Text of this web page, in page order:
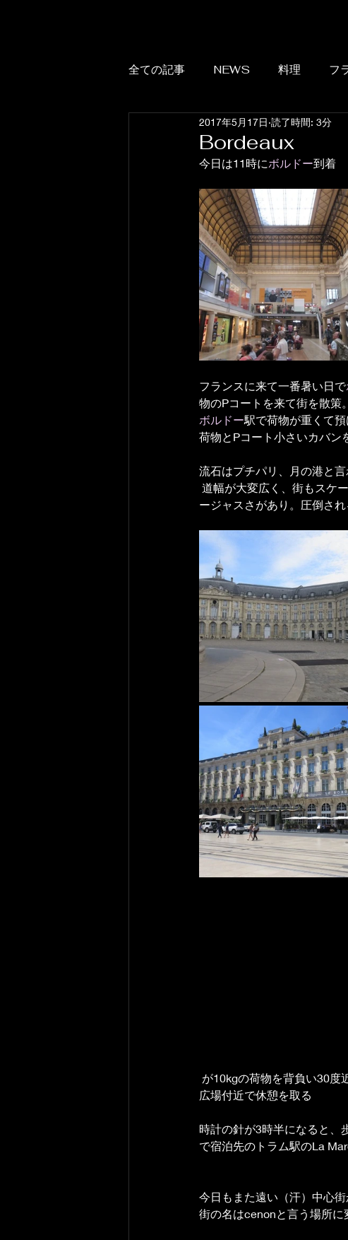
全ての記事 NEWS 料理 フ
Bordeaux
2017年5月17日 読了時間: 3分
今日は11時にボルドー到着
フランスに来て一番暑い日で
物のPコートを来て街を散策
ボルドー駅で荷物が重くて
荷物とPコート小さいカバン
流石はプチパリ、月の港と
道幅が大変広く、街もスケ
ージャスさがあり。圧倒され
が10kgの荷物を背負い30度
広場付近で休憩を取る
時計の針が3時半になると、
で宿泊先のトラム駅のLa
今日もまた遠い（汗）中心
街の名はcenonと言う場所に